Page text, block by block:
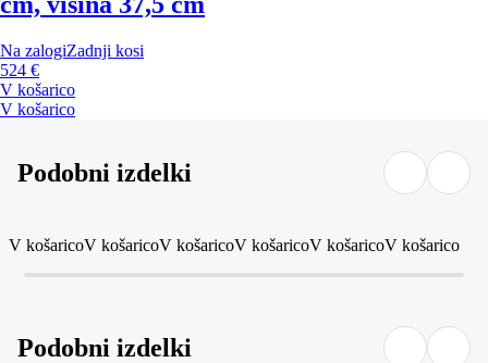
Na zalogiZadnji kosi
524 €
V košarico
V košarico
Podobni izdelki
V košaricoV košaricoV košaricoV košaricoV košaricoV košarico
Podobni izdelki